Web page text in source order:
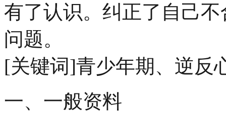
有了认识。纠正了自己
问题。
[关键词]青少年期、逆反
一、一般资料